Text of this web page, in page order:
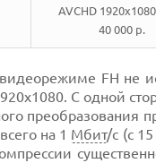
AVCHD
40 000 р.
FH не
С одной
преобразования
на 1 Мбит/с (с